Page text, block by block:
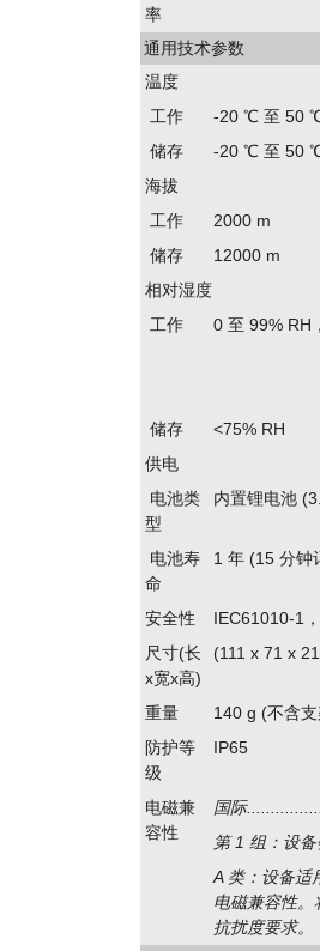
率
通用技术参数
温度
工作
-20 ℃ 至 50
储存
-20 ℃ 至 50
海拔
工作
2000 m
储存
12000 m
相对湿度
工作
0 至 99% RH
储存
<75% RH
供电
电池类
型
内置锂电池
电池寿
命
1 年 (15 分
安全性
IEC61010-1
尺寸(长
x宽x高)
(111 x 71 x
重量 140 g (不含
防护等
级
IP65
电磁兼
容性
国际
第 1 组：设
A 类：设备适
电磁兼容性
抗扰度要求。